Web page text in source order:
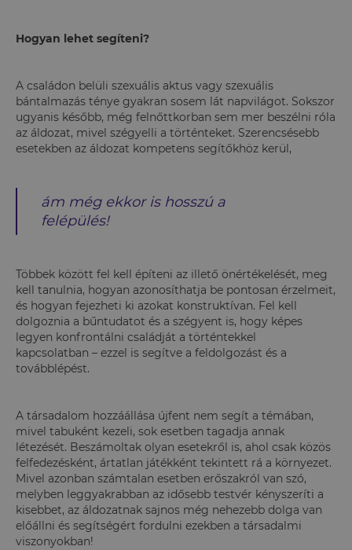
Hogyan lehet segíteni?
A családon belüli szexuális aktus vagy szexuális
bántalmazás ténye gyakran sosem lát napvilágot. Sokszor
ugyanis később, még felnőttkorban sem mer beszélni róla
az áldozat, mivel szégyelli a történteket. Szerencsésebb
esetekben az áldozat kompetens segítőkhöz kerül,
ám még ekkor is hosszú a
felépülés!
Többek között fel kell építeni az illető önértékelését, meg
kell tanulnia, hogyan azonosíthatja be pontosan érzelmeit,
és hogyan fejezheti ki azokat konstruktívan. Fel kell
dolgoznia a bűntudatot és a szégyent is, hogy képes
legyen konfrontálni családját a történtekkel
kapcsolatban – ezzel is segítve a feldolgozást és a
továbblépést.
A társadalom hozzáállása újfent nem segít a témában,
mivel tabuként kezeli, sok esetben tagadja annak
létezését. Beszámoltak olyan esetekről is, ahol csak közös
felfedezésként, ártatlan játékként tekintett rá a környezet.
Mivel azonban számtalan esetben erőszakról van szó,
melyben leggyakrabban az idősebb testvér kényszeríti a
kisebbet, az áldozatnak sajnos még nehezebb dolga van
előállni és segítségért fordulni ezekben a társadalmi
viszonyokban!